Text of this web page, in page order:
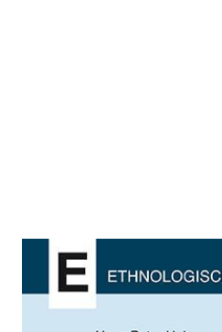
Materielle